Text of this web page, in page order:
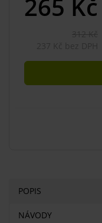
265 Kč
POPIS
NÁVODY